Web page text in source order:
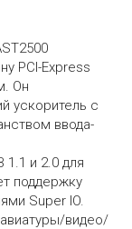
PCI-Express
Он
ускоритель с
ввода-
1.1 и 2.0 для
поддержку
Super IO.
видео/